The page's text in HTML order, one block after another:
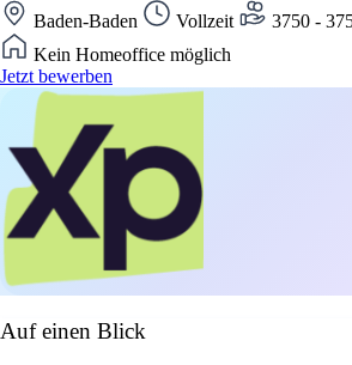
Baden-Baden Vollzeit
3750 -
Kein Homeoffice möglich
Jetzt bewerben
Auf einen Blick